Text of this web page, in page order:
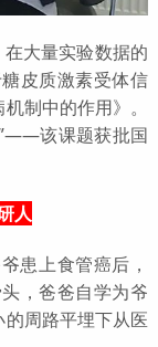
大量实验数据的
皮质激素受体信
制中的作用》。
该课题获批国
人
患上食管癌后，
，爸爸自学为爷
的周路平埋下从医